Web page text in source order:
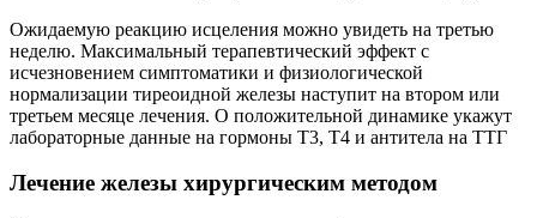
Ожидаемую реакцию исцеления можно увидеть на третью
неделю. Максимальный терапевтический эффект с
исчезновением симптоматики и физиологической
нормализации тиреоидной железы наступит на втором или
третьем месяце лечения. О положительной динамике укажут
лабораторные данные на гормоны Т3, Т4 и антитела на ТТГ
Лечение железы хирургическим методом